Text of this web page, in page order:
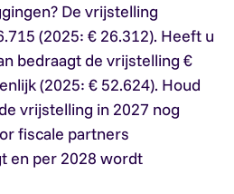
De vrijstelling
(2025: € 26.312). Heeft u
bedraagt de vrijstelling €
(2025: € 52.624). Houd
vrijstelling in 2027 nog
fiscale partners
en per 2028 wordt